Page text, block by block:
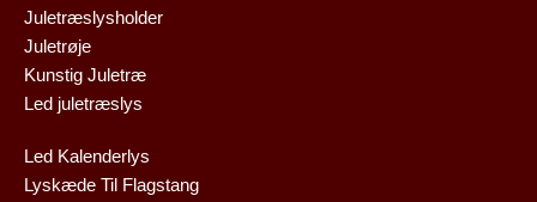
Juletræslysholder
Juletrøje
Kunstig Juletræ
Led juletræslys
Led Kalenderlys
Lyskæde Til Flagstang